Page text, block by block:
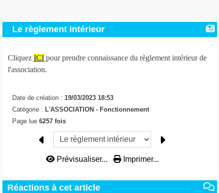
Le règlement intérieur
Cliquez ICI pour prendre connaissance du règlement intérieur de
l'association.
Date de création : 19/03/2023 18:53
Catégorie : L'ASSOCIATION - Fonctionnement
Page lue 6257 fois
Prévisualiser... Imprimer...
Réactions à cet article